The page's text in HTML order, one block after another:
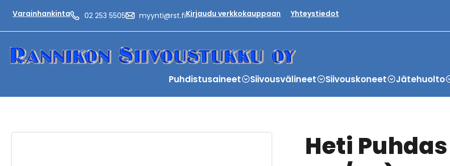
Varainhankinta 02 253 5505 myynti@rst.fiKirjaudu verkkokauppaan Yhteystiedot
Puhdistusaineet Siivousvälineet Siivouskoneet Jätehuolto
Heti